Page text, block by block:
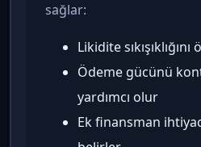
sağlar:
Likidite
Ödeme gücünü
yardımcı olur
Ek finansman